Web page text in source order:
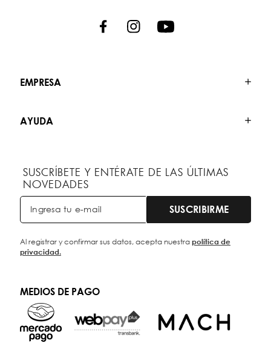
EMPRESA
AYUDA
SUSCRÍBETE Y ENTÉRATE DE LAS ÚLTIMAS
NOVEDADES
SUSCRIBIRME
Al registrar y confirmar sus datos, acepta nuestrapolítica de
privacidad.
MEDIOS DE PAGO